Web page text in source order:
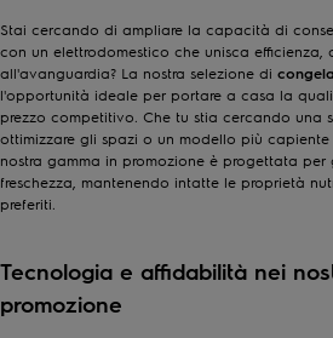
Stai cercando di ampliare la capacità di
con un elettrodomestico che unisca efficienza,
all'avanguardia? La nostra selezione di
l'opportunità ideale per portare a casa la
prezzo competitivo. Che tu stia cercando una
ottimizzare gli spazi o un modello più
nostra gamma in promozione è progettata per
freschezza, mantenendo intatte le proprietà
preferiti.
Tecnologia e affidabilità nei
promozione